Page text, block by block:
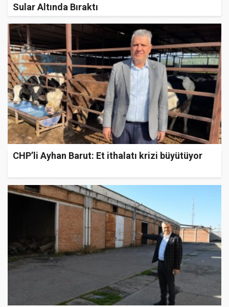
Sular Altında Bıraktı
CHP’li Ayhan Barut: Et ithalatı krizi büyütüyor